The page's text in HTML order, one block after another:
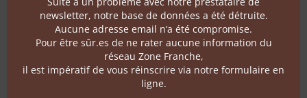
Follow us
Contact
Terms of use
newsletter, notre base de données a été détruite.
Aucune adresse email n’a été compromise.
Pour être sûr.es de ne rater aucune information du
réseau Zone Franche,
il est impératif de vous réinscrire via notre formulaire en
ligne.